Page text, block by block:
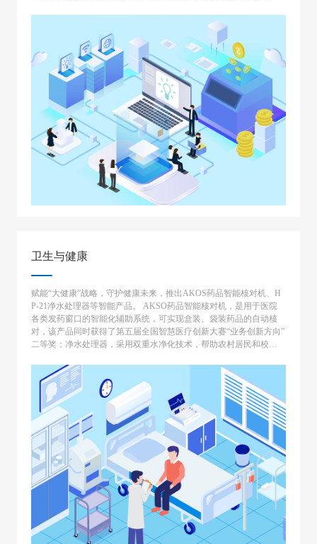
卫生与健康
赋能“大健康”战略，守护健康未来，推出AKOS药品智能核对机、H
P-21净水处理器等智能产品。 AKSO药品智能核对机，是用于医院
各类发药窗口的智能化辅助系统，可实现盒装、袋装药品的自动核
对，该产品同时获得了第五届全国智慧医疗创新大赛“业务创新方向”
二等奖；净水处理器，采用双重水净化技术，帮助农村居民和校园